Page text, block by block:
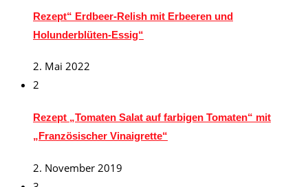
Rezept“ Erdbeer-Relish mit Erbeeren und
Holunderblüten-Essig“
2. Mai 2022
2
Rezept „Tomaten Salat auf farbigen Tomaten“ mit
„Französischer Vinaigrette“
2. November 2019